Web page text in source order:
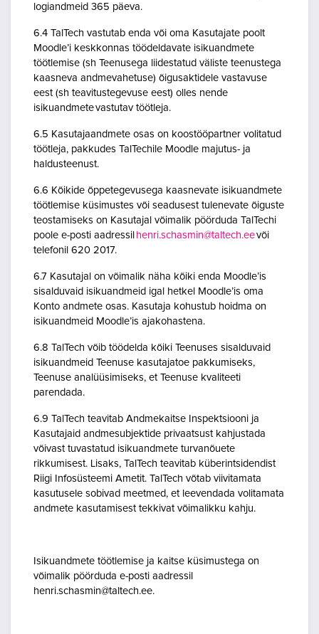
logiandmeid 365 päeva.
6.4 TalTech vastutab enda või oma Kasutajate poolt
Moodle’i keskkonnas töödeldavate isikuandmete
töötlemise (sh Teenusega liidestatud väliste teenustega
kaasneva andmevahetuse) õigusaktidele vastavuse
eest (sh teavitustegevuse eest) olles nende
isikuandmete vastutav töötleja.
6.5 Kasutajaandmete osas on koostööpartner volitatud
töötleja, pakkudes TalTechile Moodle majutus- ja
haldusteenust.
6.6 Kõikide õppetegevusega kaasnevate isikuandmete
töötlemise küsimustes või seadusest tulenevate õiguste
teostamiseks on Kasutajal võimalik pöörduda TalTechi
poole e-posti aadressil henri.schasmin@taltech.eevõi
telefonil 620 2017.
6.7 Kasutajal on võimalik näha kõiki enda Moodle’is
sisalduvaid isikuandmeid igal hetkel Moodle’is oma
Konto andmete osas. Kasutaja kohustub hoidma on
isikuandmeid Moodle’is ajakohastena.
6.8 TalTech võib töödelda kõiki Teenuses sisalduvaid
isikuandmeid Teenuse kasutajatoe pakkumiseks,
Teenuse analüüsimiseks, et Teenuse kvaliteeti
parendada.
6.9 TalTech teavitab Andmekaitse Inspektsiooni ja
Kasutajaid andmesubjektide privaatsust kahjustada
võivast tuvastatud isikuandmete turvanõuete
rikkumisest. Lisaks, TalTech teavitab küberintsidendist
Riigi Infosüsteemi Ametit. TalTech võtab viivitamata
kasutusele sobivad meetmed, et leevendada volitamata
andmete kasutamisest tekkivat võimalikku kahju.
Isikuandmete töötlemise ja kaitse küsimustega on
võimalik pöörduda e-posti aadressil
henri.schasmin@taltech.ee.